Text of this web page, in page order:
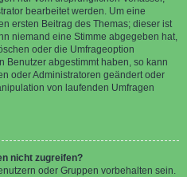
bearbeitet werden. Um eine
ersten Beitrag des Themas; dieser ist
niemand eine Stimme abgegeben hat,
oder die Umfrageoption
Benutzer abgestimmt haben, so kann
oder Administratoren geändert oder
von laufenden Umfragen
nicht zugreifen?
oder Gruppen vorbehalten sein.